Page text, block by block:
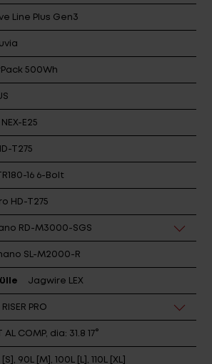
Line Plus Gen3
500Wh
E25
T275
16 6-Bolt
HD-T275
RD-M3000-SGS
SL-M2000-R
Jagwire LEX
PRO
AL COMP, dia: 31.8 17°
90L [M], 100L [L], 110L [XL]